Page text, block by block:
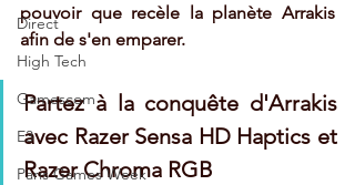
Direct
High Tech
Gamescom
E3
Paris Games Week
pouvoir que recèle la planète Arrakis
afin de s'en emparer.
Partez à la conquête d'Arrakis
avec Razer Sensa HD Haptics et
Razer Chroma RGB